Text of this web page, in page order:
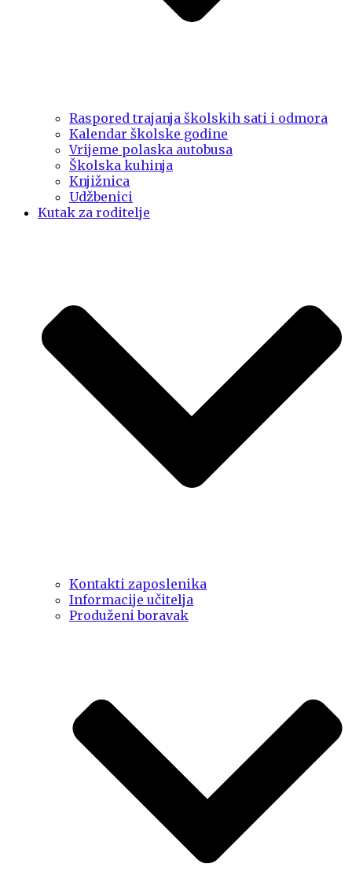
Raspored trajanja školskih sati i odmora
Kalendar školske godine
Vrijeme polaska autobusa
Školska kuhinja
Knjižnica
Udžbenici
Kutak za roditelje
Kontakti zaposlenika
Informacije učitelja
Produženi boravak